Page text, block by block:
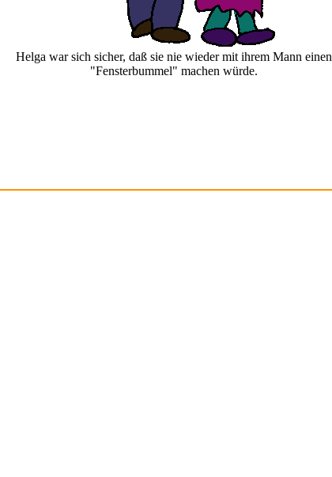
Helga war sich sicher, daß sie nie wieder mit ihrem Mann einen
"Fensterbummel" machen würde.